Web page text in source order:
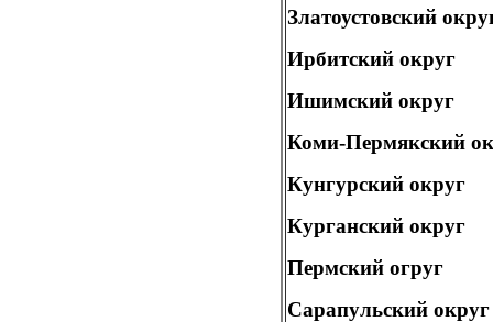
Златоустовский
Ирбитский округ
Ишимский округ
Коми-Пермякский
Кунгурский округ
Курганский округ
Пермский огруг
Сарапульский округ